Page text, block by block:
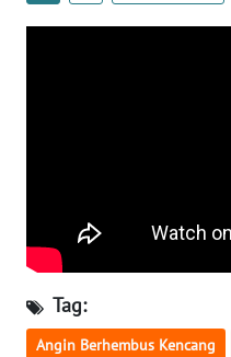
Tag:
Angin Berhembus Kencang
JATIM
BALI